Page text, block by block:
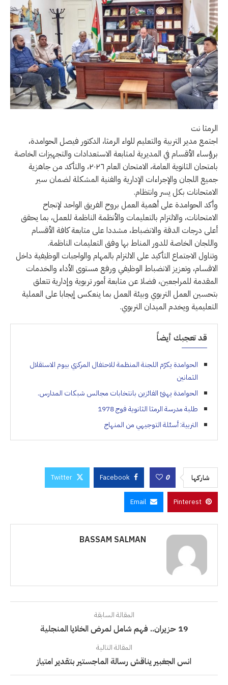
الرمثا نت
اجتمع مدير التربية والتعليم للواء الرمثا، الدكتور فيصل الحوامدة،
برؤساء الأقسام في المديرية لمتابعة الاستعدادات والتجهيزات الخاصة
بامتحان الثانوية العامة، الامتحان العام ٢٠٢٦، والتأكد من جاهزية
جميع اللجان والإجراءات الإدارية والفنية المشكلة لضمان سير
الامتحانات بكل يسر وانتظام.
وأكد الحوامدة على أهمية العمل بروح الفريق الواحد لإنجاح
الامتحانات، والالتزام بالتعليمات والأنظمة الناظمة للعمل، بما يحقق
أعلى درجات الدقة والانضباط، مشددا على متابعة كافة الأقسام
واللجان الخاصة للدور المناط بها وفق التعليمات الناظمة.
وتناول الاجتماع التأكيد على الالتزام بالمهام والواجبات الوظيفية داخل
الاقسام، وتعزيز الانضباط الوظيفي ورفع مستوى الأداء والخدمات
المقدمة للمراجعين، فضلا عن متابعة أمور تربوية وإدارية تتعلق
بتحسين العمل التربوي وبيئة العمل بما ينعكس إيجابا على العملية
التعليمية ويخدم الميدان التربوي.
قد تعجبك أيضاً
الحوامدة يكرّم اللجنة المنظمة للاحتفال المركزي بيوم الاستقلال
الثمانين
الحوامدة يهنئ الفائزين بانتخابات مجالس شبكات المدارس.
طلبة مدرسة الرمثا الثانوية فوج 1978
التربية: أسئلة التوجيهي من المنهاج
شاركها 0
Facebook
Twitter
Pinterest
Email
BASSAM SALMAN
المقالة السابقة
19 حزيران.. فهم شامل لمرض الخلايا المنجلية
المقالة التالية
انس الجغبير يناقش رسالة الماجستير بتقدير امتياز